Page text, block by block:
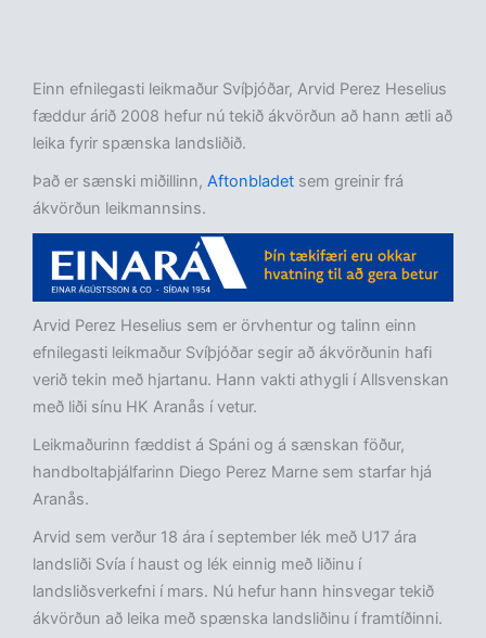
Einn efnilegasti leikmaður Svíþjóðar, Arvid Perez Heselius
fæddur árið 2008 hefur nú tekið ákvörðun að hann ætli að
leika fyrir spænska landsliðið.
Það er sænski miðillinn, Aftonbladet sem greinir frá
ákvörðun leikmannsins.
Arvid Perez Heselius sem er örvhentur og talinn einn
efnilegasti leikmaður Svíþjóðar segir að ákvörðunin hafi
verið tekin með hjartanu. Hann vakti athygli í Allsvenskan
með liði sínu HK Aranås í vetur.
Leikmaðurinn fæddist á Spáni og á sænskan föður,
handboltaþjálfarinn Diego Perez Marne sem starfar hjá
Aranås.
Arvid sem verður 18 ára í september lék með U17 ára
landsliði Svía í haust og lék einnig með liðinu í
landsliðsverkefni í mars. Nú hefur hann hinsvegar tekið
ákvörðun að leika með spænska landsliðinu í framtíðinni.